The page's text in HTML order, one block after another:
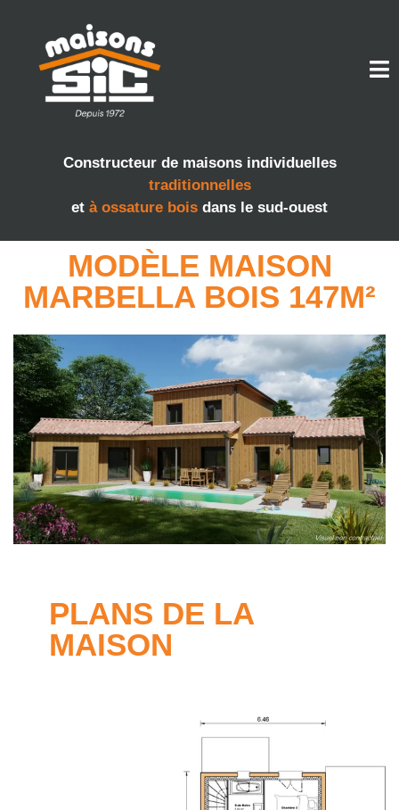
Constructeur de maisons individuelles
traditionnelles
et à ossature bois dans le sud-ouest
MODÈLE MAISON
MARBELLA BOIS 147M²
PLANS DE LA
MAISON